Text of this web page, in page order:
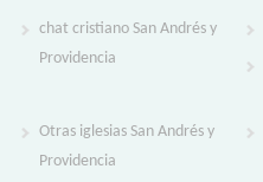
chat cristiano San Andrés y
Providencia
Otras iglesias San Andrés y
Providencia